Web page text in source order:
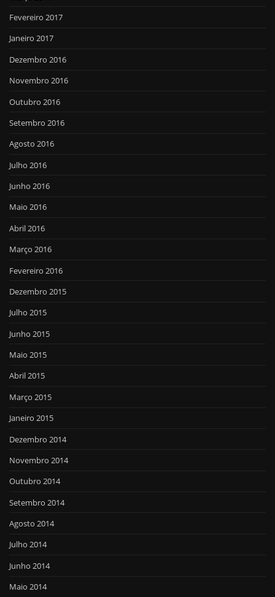
Fevereiro 2017
Janeiro 2017
Dezembro 2016
Novembro 2016
Outubro 2016
Setembro 2016
Agosto 2016
Julho 2016
Junho 2016
Maio 2016
Abril 2016
Março 2016
Fevereiro 2016
Dezembro 2015
Julho 2015
Junho 2015
Maio 2015
Abril 2015
Março 2015
Janeiro 2015
Dezembro 2014
Novembro 2014
Outubro 2014
Setembro 2014
Agosto 2014
Julho 2014
Junho 2014
Maio 2014